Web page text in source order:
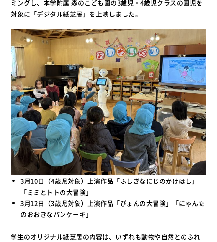
ミングし、本学附属 森のこども園の3歳児・4歳児クラスの園児を
対象に「デジタル紙芝居」を上映しました。
3月10日（4歳児対象）上演作品「ふしぎなにじのかけはし」
「ミミとトトの大冒険」
3月12日（3歳児対象）上演作品「ぴょんの大冒険」「にゃんた
のおおきなパンケーキ」
学生のオリジナル紙芝居の内容は、いずれも動物や自然とのふれ